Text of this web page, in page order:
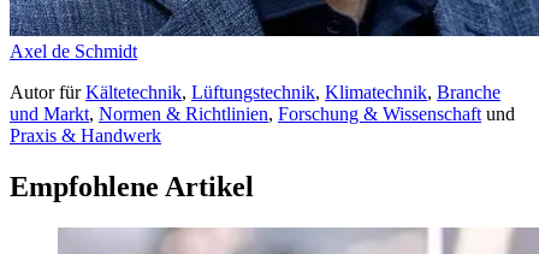
Axel de Schmidt
AutorfürKältetechnik, Lüftungstechnik, Klimatechnik, Branche
und Markt, Normen & Richtlinien, Forschung & Wissenschaft und
Praxis & Handwerk
Empfohlene Artikel